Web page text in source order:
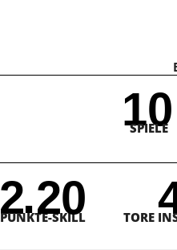
10
SPIELE
2
PUNKTE-SKILL
.20 TORE